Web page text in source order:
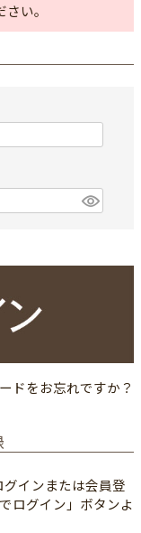
い。
ドをお忘れですか？
インまたは会員登
ログイン」ボタンよ